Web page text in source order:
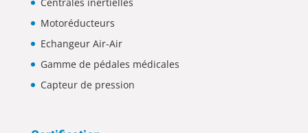
Motoréducteurs
Echangeur Air-Air
Gamme de pédales médicales
Capteur de pression